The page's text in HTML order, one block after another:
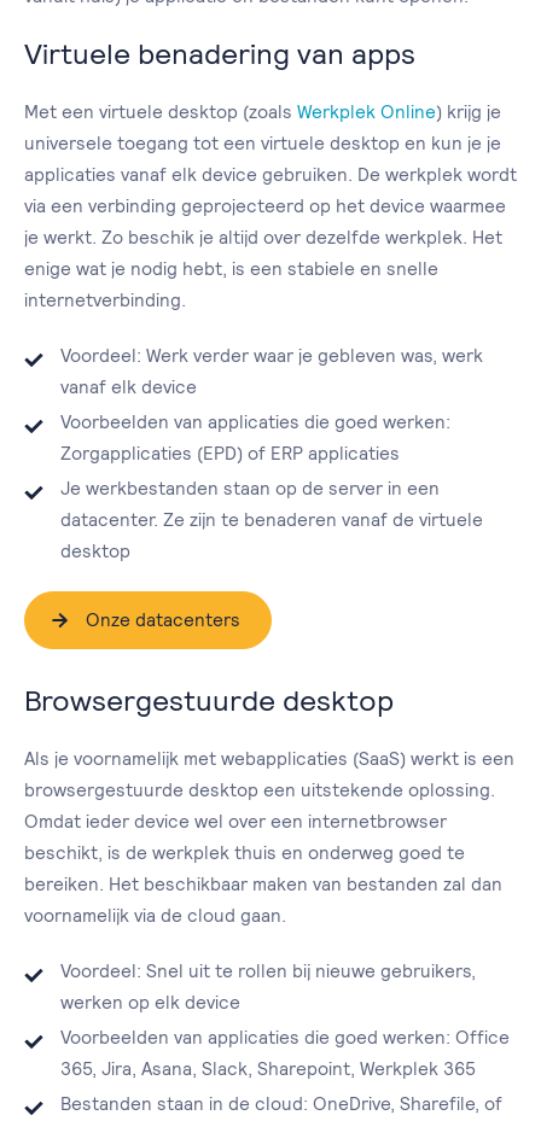
Virtuele benadering van apps
Met een virtuele desktop (zoals Werkplek Online) krijg je
universele toegang tot een virtuele desktop en kun je je
applicaties vanaf elk device gebruiken. De werkplek wordt
via een verbinding geprojecteerd op het device waarmee
je werkt. Zo beschik je altijd over dezelfde werkplek. Het
enige wat je nodig hebt, is een stabiele en snelle
internetverbinding.
Voordeel: Werk verder waar je gebleven was, werk
vanaf elk device
Voorbeelden van applicaties die goed werken:
Zorgapplicaties (EPD) of ERP applicaties
Je werkbestanden staan op de server in een
datacenter. Ze zijn te benaderen vanaf de virtuele
desktop
Onze datacenters
Browsergestuurde desktop
Als je voornamelijk met webapplicaties (SaaS) werkt is een
browsergestuurde desktop een uitstekende oplossing.
Omdat ieder device wel over een internetbrowser
beschikt, is de werkplek thuis en onderweg goed te
bereiken. Het beschikbaar maken van bestanden zal dan
voornamelijk via de cloud gaan.
Voordeel: Snel uit te rollen bij nieuwe gebruikers,
werken op elk device
Voorbeelden van applicaties die goed werken: Office
365, Jira, Asana, Slack, Sharepoint, Werkplek 365
Bestanden staan in de cloud: OneDrive, Sharefile, of